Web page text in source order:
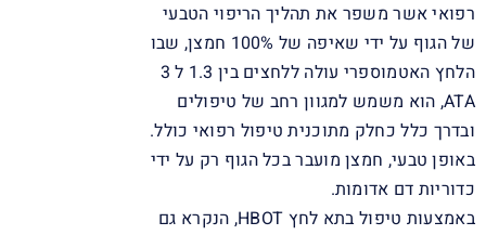
רפואי אשר משפר את תהליך הריפוי הטבעי
של הגוף על ידי שאיפה של 100% חמצן, שבו
הלחץ האטמוספרי עולה ללחצים בין 1.3 ל 3
ATA, הוא משמש למגוון רחב של טיפולים
ובדרך כלל כחלק מתוכנית טיפול רפואי כולל.
באופן טבעי, חמצן מועבר בכל הגוף רק על ידי
כדוריות דם אדומות.
באמצעות טיפול בתא לחץ HBOT, הנקרא גם